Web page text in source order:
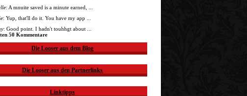
: A mnuite saved is a minute earned, ...
: Yup, that'll do it. You have my app ...
: Good point. I hadn't touhhgt about ...
50 Kommentare
Die Looser aus dem Blog
Die Looser aus den Partnerlinks
Linktipps